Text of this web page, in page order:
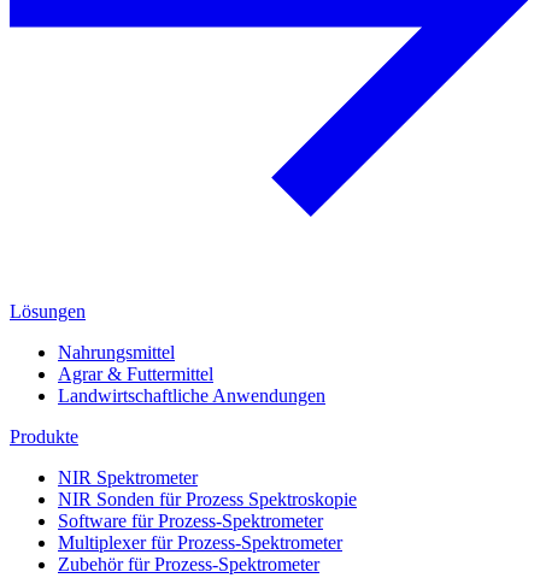
Lösungen
Nahrungsmittel
Agrar & Futtermittel
Landwirtschaftliche Anwendungen
Produkte
NIR Spektrometer
NIR Sonden für Prozess Spektroskopie
Software für Prozess-Spektrometer
Multiplexer für Prozess-Spektrometer
Zubehör für Prozess-Spektrometer